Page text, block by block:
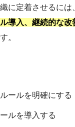
に定着させるには
導入、継続的な改
。
ールを明確にする
ルを導入する